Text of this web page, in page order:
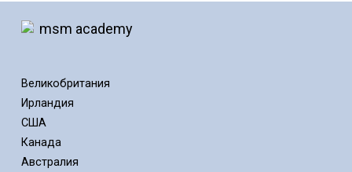
Великобритания
Ирландия
США
Канада
Австралия